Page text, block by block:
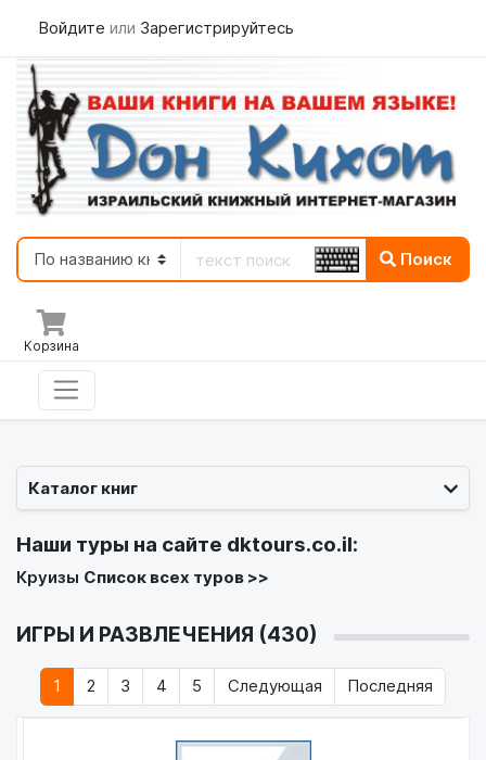
Войдите или Зарегистрируйтесь
Поиск
Корзина
Каталог книг
Наши туры на сайте dktours.co.il:
Круизы Список всех туров >>
ИГРЫ И РАЗВЛЕЧЕНИЯ (430)
1 2 3 4 5 Следующая Последняя